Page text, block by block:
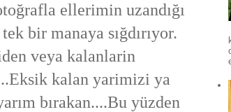
ellerimin uzandığı
bir manaya sığdırıyor.
veya kalanlarin
kalan yarimizi ya
bırakan....Bu yüzden